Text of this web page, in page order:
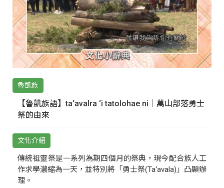
魯凱族
【魯凱族語】ta‘avalra ‘i tatolohae ni｜萬山部落勇士
祭的由來
文化介紹
傳統祖靈祭是一系列為期四個月的祭典，現今配合族人工
作求學濃縮為一天，並特別將「勇士祭(Ta‘avala)」凸顯辦
理。